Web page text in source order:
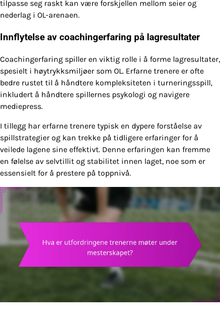
tilpasse seg raskt kan være forskjellen mellom seier og
nederlag i OL-arenaen.
Innflytelse av coachingerfaring på lagresultater
Coachingerfaring spiller en viktig rolle i å forme lagresultater,
spesielt i høytrykksmiljøer som OL. Erfarne trenere er ofte
bedre rustet til å håndtere kompleksiteten i turneringsspill,
inkludert å håndtere spillernes psykologi og navigere
mediepress.
I tillegg har erfarne trenere typisk en dypere forståelse av
spillstrategier og kan trekke på tidligere erfaringer for å
veilede lagene sine effektivt. Denne erfaringen kan fremme
en følelse av selvtillit og stabilitet innen laget, noe som er
essensielt for å prestere på toppnivå.